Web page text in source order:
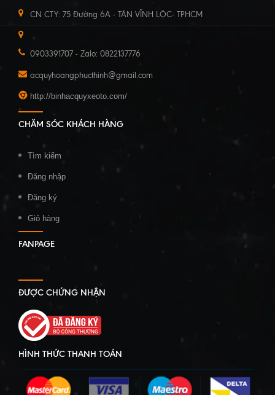
CN CTY: 75 Đường 6A - TÂN VĨNH LỘC- TPHCM
0903391707 - Zalo: 0822137776
acquyhoangphucthinh@gmail.com
http://binhacquyxeoto.com/
CHĂM SÓC KHÁCH HÀNG
Tìm kiếm
Đăng nhập
Đăng ký
Giỏ hàng
FANPAGE
ĐƯỢC CHỨNG NHẬN
HÌNH THỨC THANH TOÁN